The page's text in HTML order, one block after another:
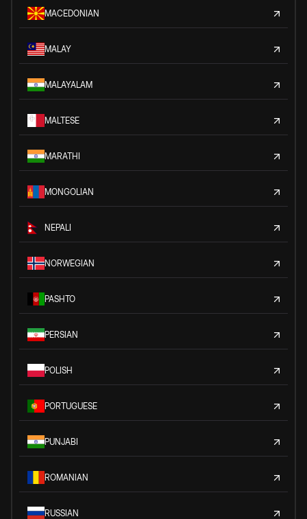
MACEDONIAN
MALAY
MALAYALAM
MALTESE
MARATHI
MONGOLIAN
NEPALI
NORWEGIAN
PASHTO
PERSIAN
POLISH
PORTUGUESE
PUNJABI
ROMANIAN
RUSSIAN